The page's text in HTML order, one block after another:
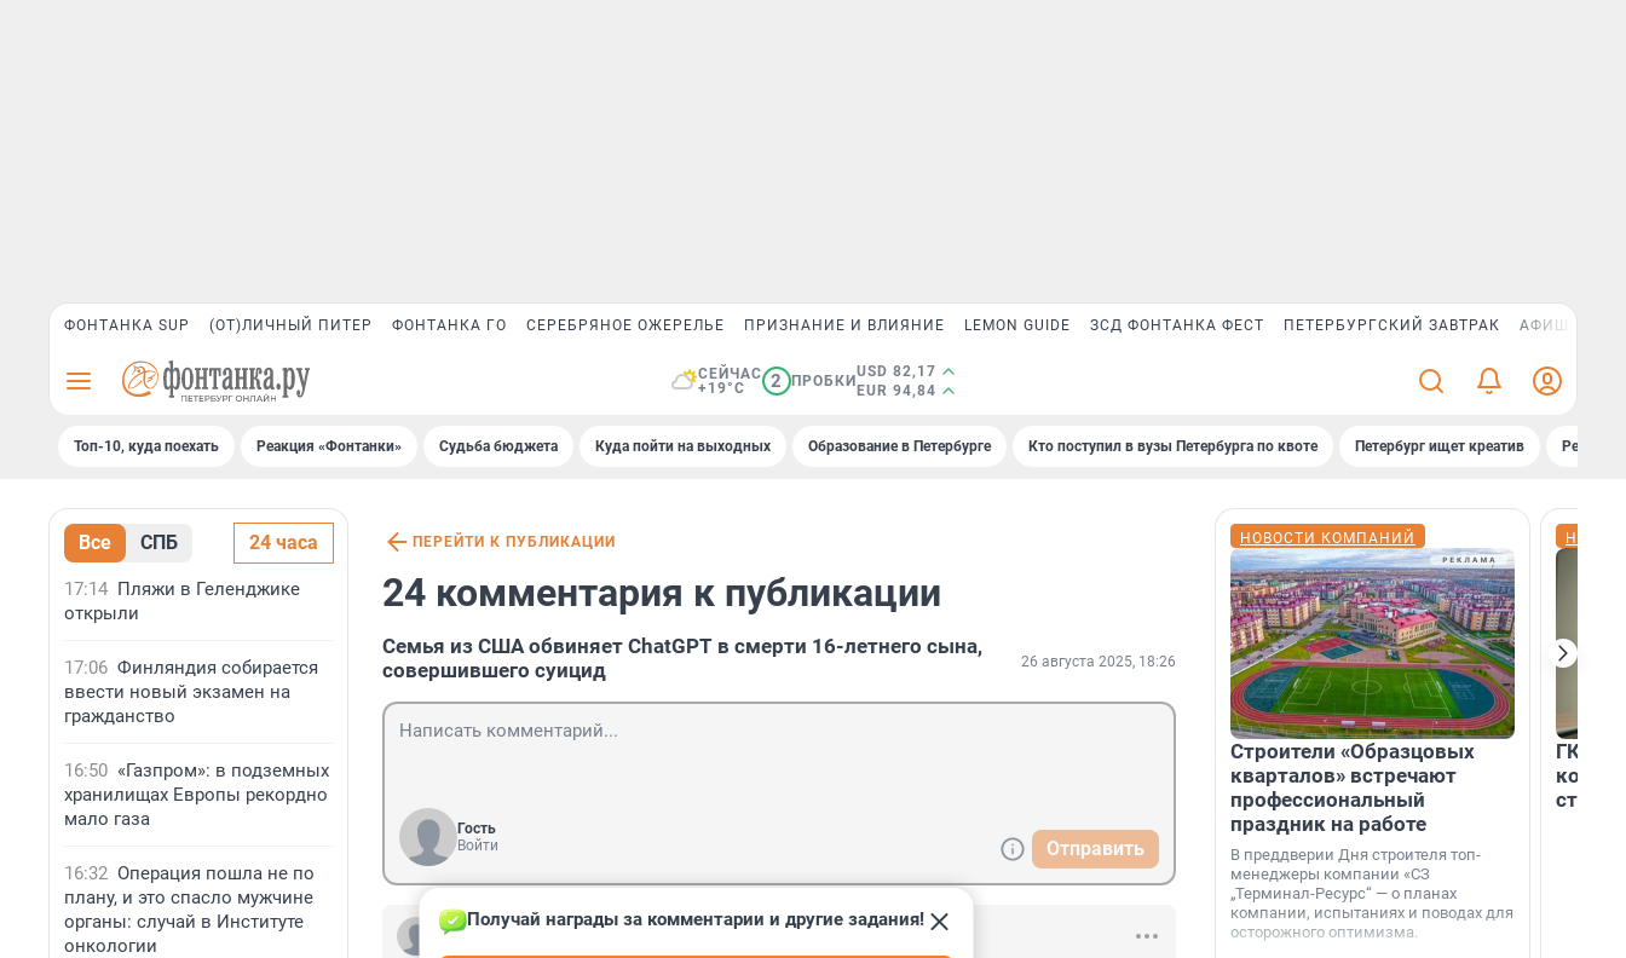
ФОНТАНКА SUP (ОТ)ЛИЧНЫЙ ПИТЕР ФОНТАНКА ГО СЕРЕБРЯНОЕ ОЖЕРЕЛЬЕ ПРИЗНАНИЕ И ВЛИЯНИЕ LEMON GUIDE ЗСД ФОНТАНКА ФЕСТ ПЕТЕРБУРГСКИЙ ЗАВТРАК АФИША PLUS
СЕЙЧАС
+19°C
2 ПРОБКИ
USD 82,17
EUR 94,84
Топ-10, куда поехать Реакция «Фонтанки» Судьба бюджета Куда пойти на выходных Образование в Петербурге Кто поступил в вузы Петербурга по квоте Петербург ищет креатив
Все СПБ 24 часа
17:14 Пляжи в Геленджике
открыли
17:06 Финляндия собирается
ввести новый экзамен на
гражданство
16:50 «Газпром»: в подземных
хранилищах Европы рекордно
мало газа
16:32 Операция пошла не по
плану, и это спасло мужчине
органы: случай в Институте
онкологии
ПЕРЕЙТИ К ПУБЛИКАЦИИ
24 комментария к публикации
Семья из США обвиняет ChatGPT в смерти 16-летнего сына,
совершившего суицид
26 августа 2025, 18:26
Гость
Войти
Отправить
ГостьПолучай награды за комментарии и другие задания!
НОВОСТИ КОМПАНИЙ
Строители «Образцовых
кварталов» встречают
профессиональный
праздник на работе
В преддверии Дня строителя топ-
менеджеры компании «СЗ
„Терминал-Ресурс“ — о планах
компании, испытаниях и поводах для
осторожного оптимизма.
ГК